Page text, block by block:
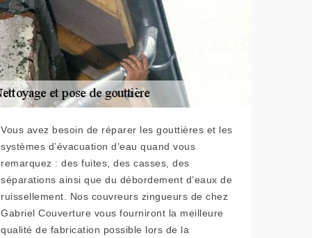
Vous avez besoin de réparer les gouttières et les
systèmes d’évacuation d’eau quand vous
remarquez : des fuites, des casses, des
séparations ainsi que du débordement d’eaux de
ruissellement. Nos couvreurs zingueurs de chez
Gabriel Couverture vous fourniront la meilleure
qualité de fabrication possible lors de la